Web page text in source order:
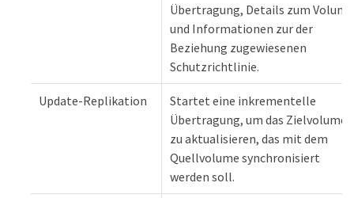
Übertragung, Details zum Volume
und Informationen zur der
Beziehung zugewiesenen
Schutzrichtlinie.
Update-Replikation
Startet eine inkrementelle
Übertragung, um das Zielvolume
zu aktualisieren, das mit dem
Quellvolume synchronisiert
werden soll.